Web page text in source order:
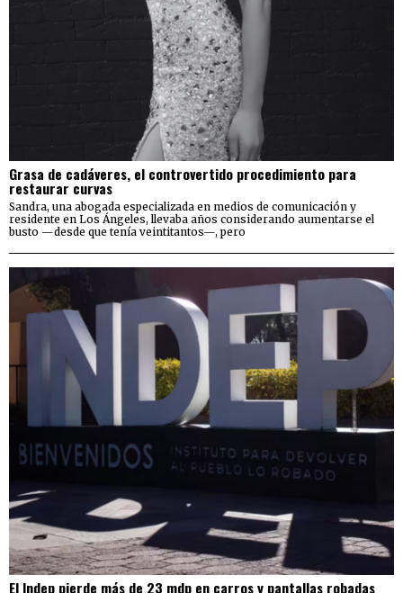
Grasa de cadáveres, el controvertido procedimiento para
restaurar curvas
Sandra, una abogada especializada en medios de comunicación y
residente en Los Ángeles, llevaba años considerando aumentarse el
busto —desde que tenía veintitantos—, pero
El Indep pierde más de 23 mdp en carros y pantallas robadas